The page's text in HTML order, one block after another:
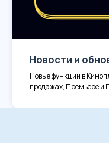
Новости и
Новые функции в
продажах, Премьере и